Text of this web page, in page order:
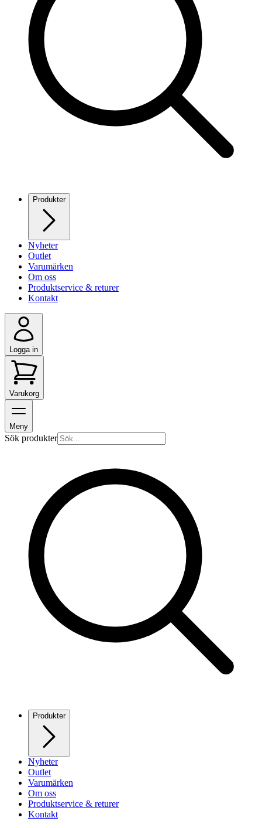
Produkter
Nyheter
Outlet
Varumärken
Om oss
Produktservice & returer
Kontakt
Logga in
Varukorg
Meny
Sök produkter
Produkter
Nyheter
Outlet
Varumärken
Om oss
Produktservice & returer
Kontakt